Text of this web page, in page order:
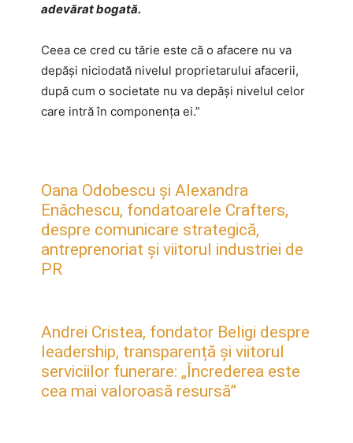
adevărat bogată.
Ceea ce cred cu tărie este că o afacere nu va
depăşi niciodată nivelul proprietarului afacerii,
după cum o societate nu va depăşi nivelul celor
care intră în componenţa ei.”
Oana Odobescu și Alexandra
Enăchescu, fondatoarele Crafters,
despre comunicare strategică,
antreprenoriat și viitorul industriei de
PR
Andrei Cristea, fondator Beligi despre
leadership, transparență și viitorul
serviciilor funerare: „Încrederea este
cea mai valoroasă resursă”